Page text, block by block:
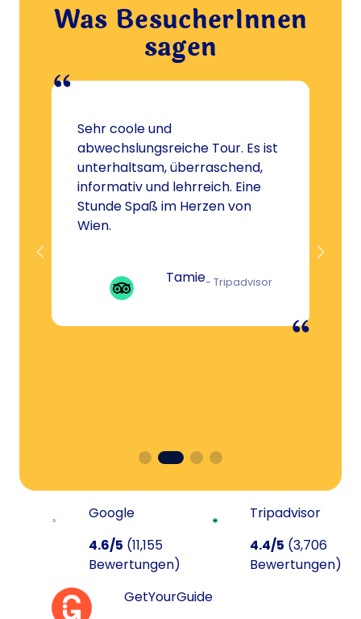
Was BesucherInnen
sagen
Sehr coole und
abwechslungsreiche Tour. Es ist
unterhaltsam, überraschend,
informativ und lehrreich. Eine
Stunde Spaß im Herzen von
Wien.
Tamie- Tripadvisor
Google
4.6/5 (11,155
Bewertungen)
Tripadvisor
4.4/5 (3,706
Bewertungen)
GetYourGuide